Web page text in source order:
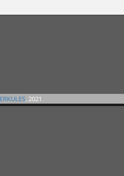
, 2021